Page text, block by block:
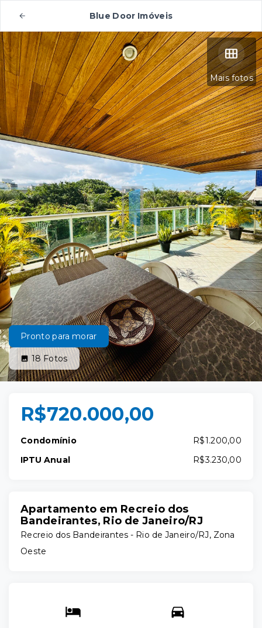
Blue Door Imóveis
Mais fotos
Pronto para morar
18Fotos
R$720.000,00
Condomínio
R$1.200,00
IPTU Anual
R$3.230,00
Apartamento em Recreio dos
Bandeirantes, Rio de Janeiro/RJ
Recreio dos Bandeirantes - Rio de Janeiro/RJ, Zona
Oeste